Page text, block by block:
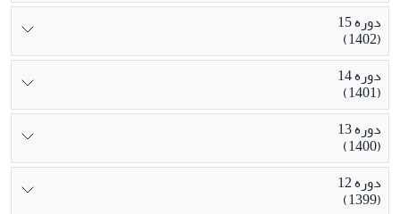
دوره 15
(1402)
دوره 14
(1401)
دوره 13
(1400)
دوره 12
(1399)